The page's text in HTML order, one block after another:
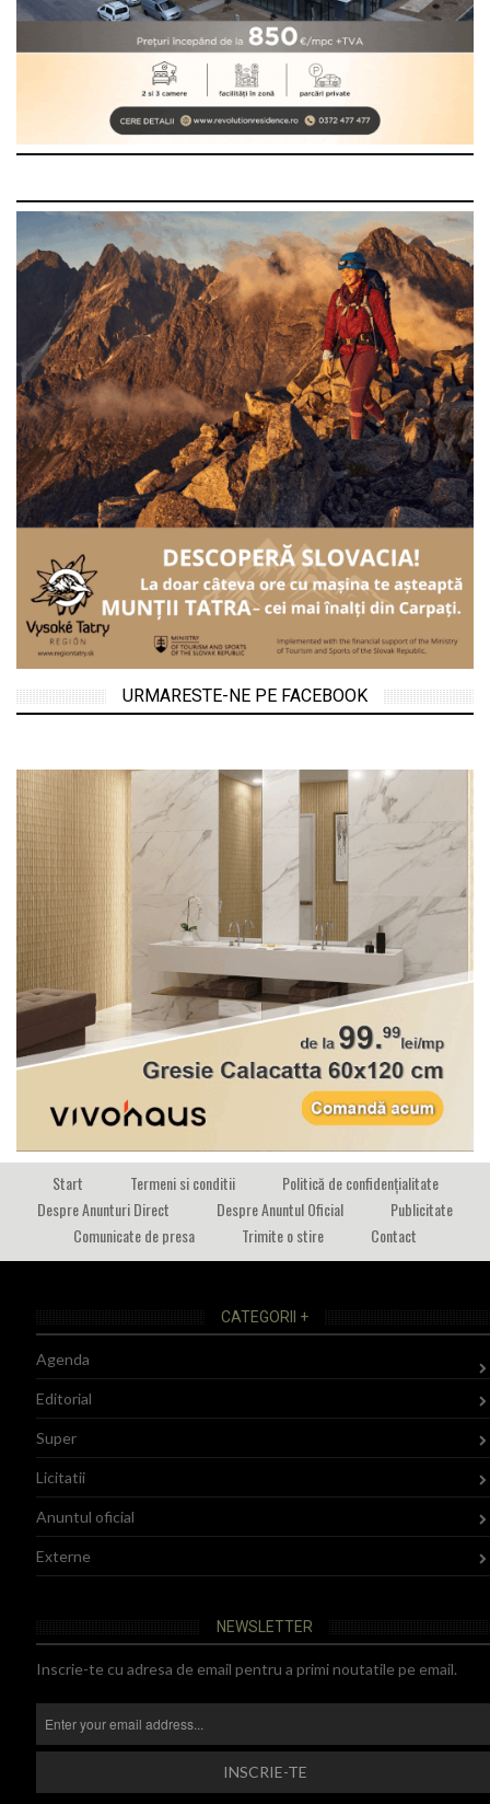
URMARESTE-NE PE FACEBOOK
Start Termeni si conditii
Politică de confidențialitate
Despre Anunturi Direct
Despre Anuntul Oficial
Publicitate
Comunicate de presa
Trimite o stire Contact
CATEGORII +
Agenda
Editorial
Super
Licitatii
Anuntul oficial
Externe
NEWSLETTER
Inscrie-te cu adresa de email pentru a primi noutatile pe email.